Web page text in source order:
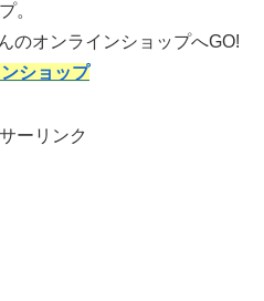
。
のオンラインショップへGO!
ショップ
ーリンク